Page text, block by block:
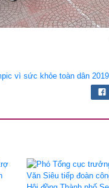
vì sức khỏe toàn dân 2019